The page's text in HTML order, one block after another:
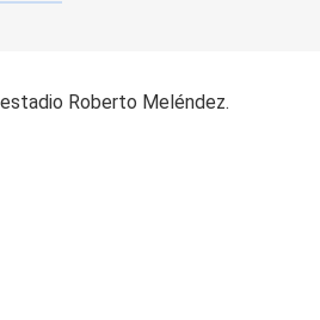
Roberto Meléndez.